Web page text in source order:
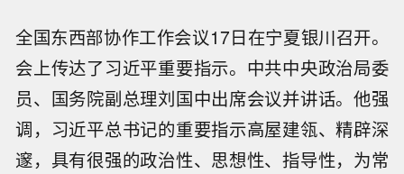
全国东西部协作工作会议17日在宁夏银川召开。
会上传达了习近平重要指示。中共中央政治局委
员、国务院副总理刘国中出席会议并讲话。他强
调，习近平总书记的重要指示高屋建瓴、精辟深
邃，具有很强的政治性、思想性、指导性，为常